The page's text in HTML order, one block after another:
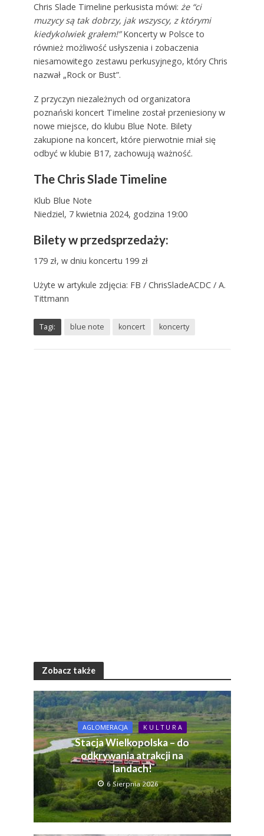
Chris Slade Timeline perkusista mówi: że “ci
muzycy są tak dobrzy, jak wszyscy, z którymi
kiedykolwiek grałem!”Koncerty w Polsce to
również możliwość usłyszenia i zobaczenia
niesamowitego zestawu perkusyjnego, który Chris
nazwał „Rock or Bust”.
Z przyczyn niezależnych od organizatora
poznański koncert Timeline został przeniesiony w
nowe miejsce, do klubu Blue Note. Bilety
zakupione na koncert, które pierwotnie miał się
odbyć w klubie B17, zachowują ważność.
The Chris Slade Timeline
Klub Blue Note
Niedziel, 7 kwietnia 2024, godzina 19:00
Bilety w przedsprzedaży:
179 zł, w dniu koncertu 199 zł
Użyte w artykule zdjęcia: FB / ChrisSladeACDC / A.
Tittmann
Tagi: blue note koncert koncerty
Zobacz także
AGLOMERACJA K U L T U R A
Stacja Wielkopolska – do
odkrywania atrakcji na
landach!
6 Sierpnia 2026